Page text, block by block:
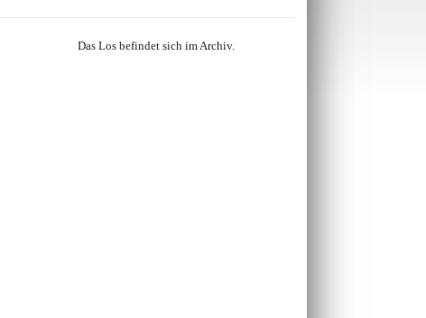
Das Los befindet sich im Archiv.